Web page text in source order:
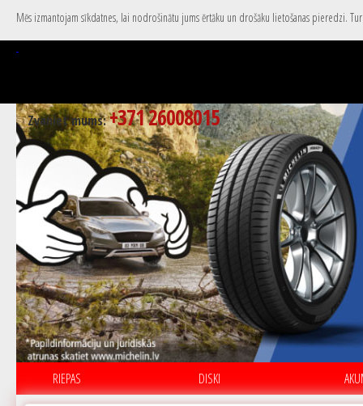
Mēs izmantojam sīkdatnes, lai nodrošinātu jums ērtāku un drošāku lietošanas pieredzi.
Zvaniet mums:+371 26008015
RIEPAS DISKI